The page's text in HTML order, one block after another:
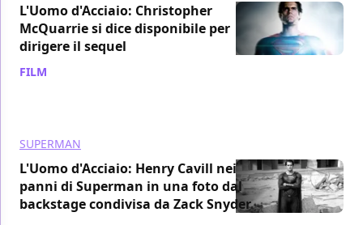
L'Uomo d'Acciaio: Christopher
McQuarrie si dice disponibile per
dirigere il sequel
FILM
SUPERMAN
L'Uomo d'Acciaio: Henry Cavill nei
panni di Superman in una foto dal
backstage condivisa da Zack Snyder